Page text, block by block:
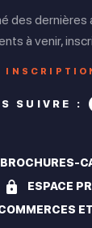
des dernières
à venir,
SUIVRE :
BROCHURES-
ESPACE